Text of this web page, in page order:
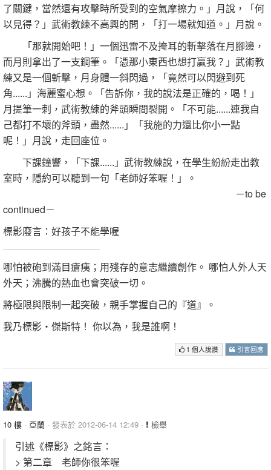
了關鍵，當然還有攻擊時所受到的空氣摩擦力。」月說，「何
以見得？」武術教練不高興的問，「打一場就知道。」月說。
「那就開始吧！」一個迅雷不及掩耳的斬擊落在月腳邊，
而月則拿出了一支鋼筆。「憑那小東西也想打贏我？」武術教
練又是一個斬擊，月身體一斜閃過，「竟然可以閃避到死
角......」海麗蜜心想。「告訴你，我的說法是正確的，喝！」
月提筆一刺，武術教練的斧頭瞬間裂開。「不可能......連我自
己都打不壞的斧頭，盡然......」「我施的力還比你小一點
呢！」月說，走回座位。
下課鐘響，「下課......」武術教練說，在學生紛紛走出教
室時，隱約可以聽到一句「老師好笨喔！」。
－to be
continued－
標影廢言：好孩子不能學喔
哪怕被砲到滿目瘡痍；用殘存的意志繼續創作。 哪怕人外人天
外天；沸騰的熱血也會突破一切。
將極限與限制一起突破，親手掌握自己的『道』。
我乃標影‧傑斯特！ 你以為，我是誰啊！
1 個人說讚 引言回應
10 樓 · 亞蘭 · 發表於 2012-06-14 12:49 · 檢舉
引述《標影》之銘言：
> 第二章 老師你很笨喔